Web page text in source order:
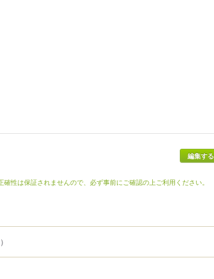
編集する
性は保証されませんので、必ず事前にご確認の上ご利用ください。